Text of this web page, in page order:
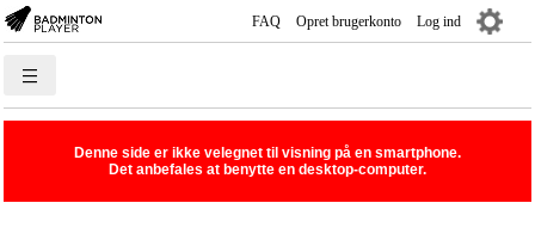
FAQ Opret brugerkonto Log ind
―
―
―
Rank-/Rækkelister
Holdturnering
Denne side er ikke velegnet til visning på en smartphone.
Det anbefales at benytte en desktop-computer.